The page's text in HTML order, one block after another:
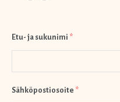
Etu- ja sukunimi *
Sähköpostiosoite *